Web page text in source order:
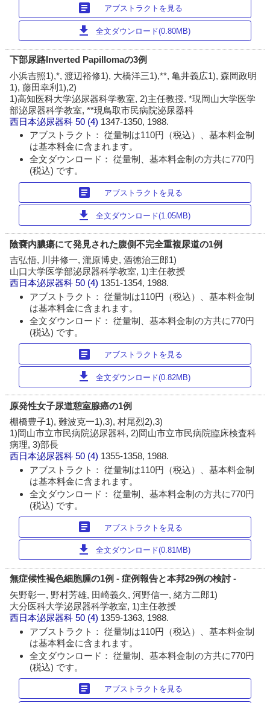
article アブストラクトを見る
download 全文ダウンロード(0.80MB)
下部尿路Inverted Papillomaの3例
小浜吉照1),*, 渡辺裕修1), 大橋洋三1),**, 亀井義広1), 森岡政明
1), 藤田幸利1),2)
1)高知医科大学泌尿器科学教室, 2)主任教授, *現岡山大学医学
部泌尿器科学教室, **現鳥取市民病院泌尿器科
西日本泌尿器科 50 (4) 1347-1350, 1988.
アブストラクト： 従量制は110円（税込）、基本料金制
は基本料金に含まれます。
全文ダウンロード： 従量制、基本料金制の方共に770円
(税込) です。
article アブストラクトを見る
download 全文ダウンロード(1.05MB)
陰嚢内膿瘍にて発見された腹側不完全重複尿道の1例
吉弘悟, 川井修一, 瀧原博史, 酒徳治三郎1)
山口大学医学部泌尿器科学教室, 1)主任教授
西日本泌尿器科 50 (4) 1351-1354, 1988.
アブストラクト： 従量制は110円（税込）、基本料金制
は基本料金に含まれます。
全文ダウンロード： 従量制、基本料金制の方共に770円
(税込) です。
article アブストラクトを見る
download 全文ダウンロード(0.82MB)
原発性女子尿道憩室腺癌の1例
棚橋豊子1), 難波克一1),3), 村尾烈2),3)
1)岡山市立市民病院泌尿器科, 2)岡山市立市民病院臨床検査科
病理, 3)部長
西日本泌尿器科 50 (4) 1355-1358, 1988.
アブストラクト： 従量制は110円（税込）、基本料金制
は基本料金に含まれます。
全文ダウンロード： 従量制、基本料金制の方共に770円
(税込) です。
article アブストラクトを見る
download 全文ダウンロード(0.81MB)
無症候性褐色細胞腫の1例 - 症例報告と本邦29例の検討 -
矢野彰一, 野村芳雄, 田崎義久, 河野信一, 緒方二郎1)
大分医科大学泌尿器科学教室, 1)主任教授
西日本泌尿器科 50 (4) 1359-1363, 1988.
アブストラクト： 従量制は110円（税込）、基本料金制
は基本料金に含まれます。
全文ダウンロード： 従量制、基本料金制の方共に770円
(税込) です。
article アブストラクトを見る